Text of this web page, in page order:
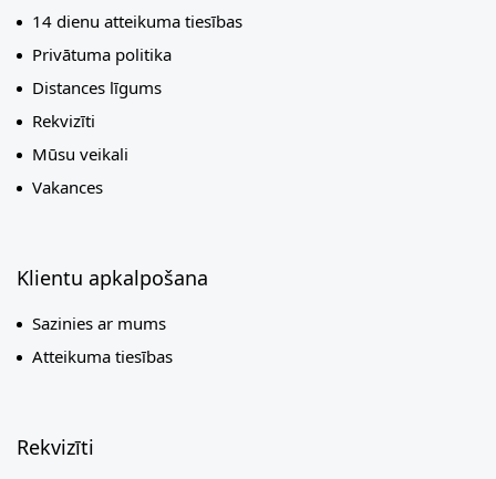
14 dienu atteikuma tiesības
Privātuma politika
Distances līgums
Rekvizīti
Mūsu veikali
Vakances
Klientu apkalpošana
Sazinies ar mums
Atteikuma tiesības
Rekvizīti